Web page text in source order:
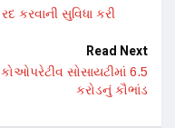
કરવાની સુવિધા કરી
Read Next
કોઓપરેટીવ સોસાયટીમાં 6.5
કરોડનું કૌભાંડ